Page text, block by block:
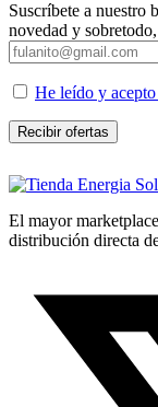
Suscríbete a nuestro
novedad y
He leído y
El mayor
distribución directa